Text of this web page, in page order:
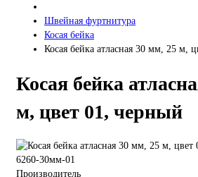
Швейная фуртнитура
Косая бейка
Косая бейка атласная 30 мм, 25 м,
Косая бейка
м, цвет 01, черный
6260-30мм-01
Производитель